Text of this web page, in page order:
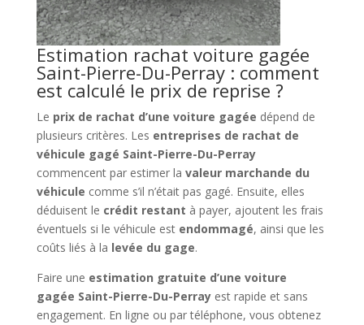
Estimation rachat voiture gagée
Saint-Pierre-Du-Perray : comment
est calculé le prix de reprise ?
Le prix de rachat d’une voiture gagée dépend de
plusieurs critères. Les entreprises de rachat de
véhicule gagé Saint-Pierre-Du-Perray
commencent par estimer la valeur marchande du
véhicule comme s’il n’était pas gagé. Ensuite, elles
déduisent le crédit restant à payer, ajoutent les frais
éventuels si le véhicule est endommagé, ainsi que les
coûts liés à la levée du gage.
Faire une estimation gratuite d’une voiture
gagée Saint-Pierre-Du-Perrayest rapide et sans
engagement. En ligne ou par téléphone, vous obtenez